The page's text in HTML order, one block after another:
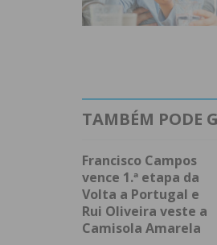
TAMBÉM PODE
Francisco Campos
vence 1.ª etapa da
Volta a Portugal e
Rui Oliveira veste a
Camisola Amarela